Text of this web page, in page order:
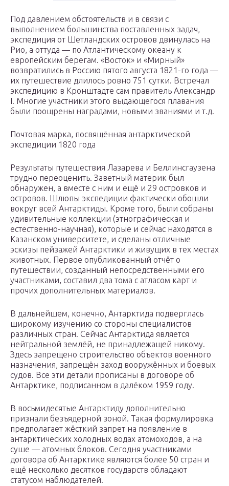
Под давлением обстоятельств и в связи с
выполнением большинства поставленных задач,
экспедиция от Шетландских островов двинулась на
Рио, а оттуда — по Атлантическому океану к
европейским берегам. «Восток» и «Мирный»
возвратились в Россию пятого августа 1821-го года —
их путешествие длилось ровно 751 сутки. Встречал
экспедицию в Кронштадте сам правитель Александр
I. Многие участники этого выдающегося плавания
были поощрены наградами, новыми званиями и т.д.
Почтовая марка, посвящённая антарктической
экспедиции 1820 года
Результаты путешествия Лазарева и Беллинсгаузена
трудно переоценить. Заветный материк был
обнаружен, а вместе с ним и ещё и 29 островков и
островов. Шлюпы экспедиции фактически обошли
вокруг всей Антарктиды. Кроме того, были собраны
удивительные коллекции (этнографическая и
естественно-научная), которые и сейчас находятся в
Казанском университете, и сделаны отличные
эскизы пейзажей Антарктики и живущих в тех местах
животных. Первое опубликованный отчёт о
путешествии, созданный непосредственными его
участниками, составил два тома с атласом карт и
прочих дополнительных материалов.
В дальнейшем, конечно, Антарктида подверглась
широкому изучению со стороны специалистов
различных стран. Сейчас Антарктида является
нейтральной землёй, не принадлежащей никому.
Здесь запрещено строительство объектов военного
назначения, запрещён заход вооружённых и боевых
судов. Все эти детали прописаны в договоре об
Антарктике, подписанном в далёком 1959 году.
В восьмидесятые Антарктиду дополнительно
признали безъядерной зоной. Такая формулировка
предполагает жёсткий запрет на появление в
антарктических холодных водах атомоходов, а на
суше — атомных блоков. Сегодня участниками
договора об Антарктике являются более 50 стран и
ещё несколько десятков государств обладают
статусом наблюдателей.